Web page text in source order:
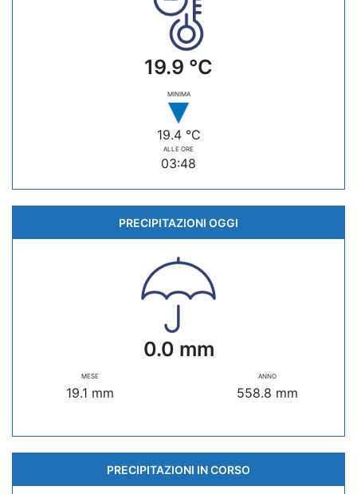
19.9 °C
MINIMA
19.4 °C
ALLE ORE
03:48
PRECIPITAZIONI OGGI
0.0 mm
MESE
19.1 mm
ANNO
558.8 mm
PRECIPITAZIONI IN CORSO